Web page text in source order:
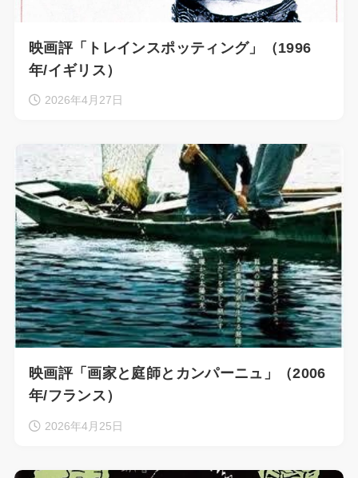
映画評「トレインスポッティング」（1996
年/イギリス）
2026年4月27日
映画評「画家と庭師とカンパーニュ」（2006
年/フランス）
2026年4月25日